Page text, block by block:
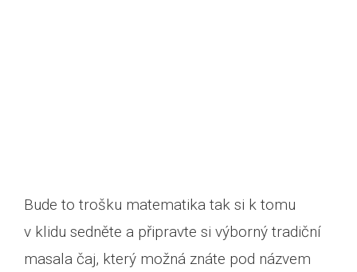
Bude to trošku matematika tak si k tomu
v klidu sedněte a připravte si výborný tradiční
masala čaj, který možná znáte pod názvem